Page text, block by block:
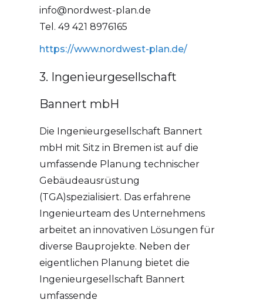
info@nordwest-plan.de
Tel. 49 421 8976165
https://www.nordwest-plan.de/
3. Ingenieurgesellschaft
Bannert mbH
Die Ingenieurgesellschaft Bannert
mbH mit Sitz in Bremen ist auf die
umfassende Planung technischer
Gebäudeausrüstung
(TGA)spezialisiert. Das erfahrene
Ingenieurteam des Unternehmens
arbeitet an innovativen Lösungen für
diverse Bauprojekte. Neben der
eigentlichen Planung bietet die
Ingenieurgesellschaft Bannert
umfassende